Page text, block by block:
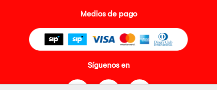
Medios de pago
Síguenos en